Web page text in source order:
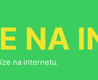
NA
na internetu.